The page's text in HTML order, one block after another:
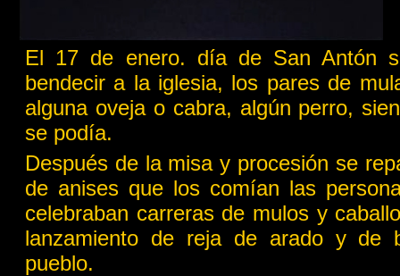
El 17 de enero. día de San Antón
bendecir a la iglesia, los pares de
alguna oveja o cabra, algún perro,
se podía.
Después de la misa y procesión se
de anises que los comían las
celebraban carreras de mulos y
lanzamiento de reja de arado y de
pueblo.